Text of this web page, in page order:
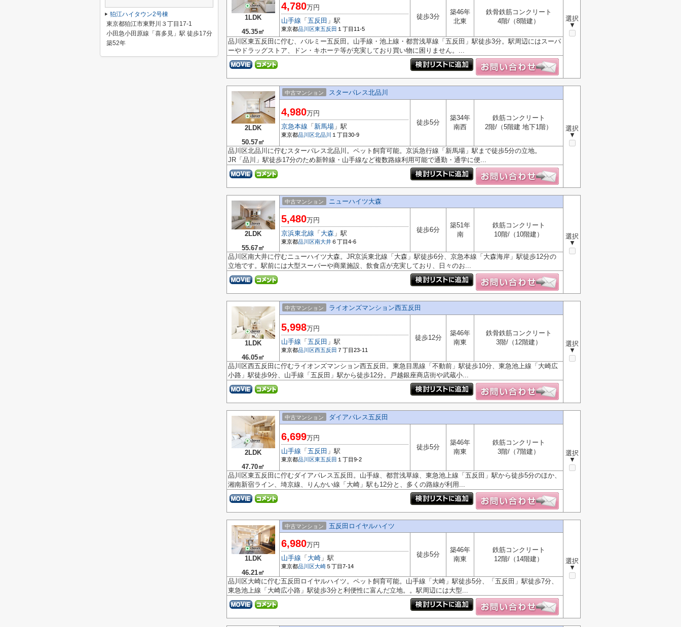
1LDK
45.35㎡
選択
▼
4,780万円
山手線 「 五反田 」駅
東京都品川区東五反田 １丁目11-5
徒歩3分
築46年
北東
鉄骨鉄筋コンクリート
4階/（8階建）
品川区東五反田に佇む、バルミー五反田。山手線・池上線・都営浅草線「五反田」駅徒歩3分。駅周辺にはスーパ
ーやドラッグストア、ドン・キホーテ等が充実しており買い物に困りません。...
2LDK
50.57㎡
中古マンション スターパレス北品川
選択
▼
4,980万円
京急本線 「 新馬場 」駅
東京都品川区北品川 １丁目30-9
徒歩5分
築34年
南西
鉄筋コンクリート
2階/（5階建 地下1階）
品川区北品川に佇むスターパレス北品川。ペット飼育可能。京浜急行線「新馬場」駅まで徒歩5分の立地。
JR「品川」駅徒歩17分のため新幹線・山手線など複数路線利用可能で通勤・通学に便...
2LDK
55.67㎡
中古マンション ニューハイツ大森
選択
▼
5,480万円
京浜東北線 「 大森 」駅
東京都品川区南大井６丁目4-6
徒歩6分
築51年
南
鉄筋コンクリート
10階/（10階建）
品川区南大井に佇むニューハイツ大森。JR京浜東北線「大森」駅徒歩6分、京急本線「大森海岸」駅徒歩12分の
立地です。駅前には大型スーパーや商業施設、飲食店が充実しており、日々のお...
1LDK
46.05㎡
中古マンション ライオンズマンション西五反田
選択
▼
5,998万円
山手線 「 五反田 」駅
東京都品川区西五反田 ７丁目23-11
徒歩12分
築46年
南東
鉄骨鉄筋コンクリート
3階/（12階建）
品川区西五反田に佇むライオンズマンション西五反田。東急目黒線「不動前」駅徒歩10分、東急池上線「大崎広
小路」駅徒歩9分、山手線「五反田」駅から徒歩12分。戸越銀座商店街や武蔵小...
2LDK
47.70㎡
中古マンション ダイアパレス五反田
選択
▼
6,699万円
山手線 「 五反田 」駅
東京都品川区東五反田 １丁目9-2
徒歩5分
築46年
南東
鉄筋コンクリート
3階/（7階建）
品川区東五反田に佇むダイアパレス五反田。山手線、都営浅草線、東急池上線「五反田」駅から徒歩5分のほか、
湘南新宿ライン、埼京線、りんかい線「大崎」駅も12分と、多くの路線が利用...
1LDK
46.21㎡
中古マンション 五反田ロイヤルハイツ
選択
▼
6,980万円
山手線 「 大崎 」駅
東京都品川区大崎 ５丁目7-14
徒歩5分
築46年
南東
鉄筋コンクリート
12階/（14階建）
品川区大崎に佇む五反田ロイヤルハイツ。ペット飼育可能。山手線「大崎」駅徒歩5分、「五反田」駅徒歩7分、
東急池上線「大崎広小路」駅徒歩3分と利便性に富んだ立地。。駅周辺には大型...
狛江ハイタウン2号棟
東京都狛江市東野川３丁目17-1
小田急小田原線「喜多見」駅 徒歩17分
築52年